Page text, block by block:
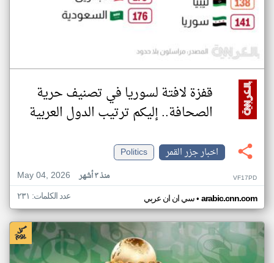
قفزة لافتة لسوريا في تصنيف حرية
الصحافة.. إليكم ترتيب الدول العربية
اخبار جزر القمر
Politics
May 04, 2026
منذ ٣ أشهر VF17PD
سي ان ان عربي• arabic.cnn.com عدد الكلمات: ٢٣١